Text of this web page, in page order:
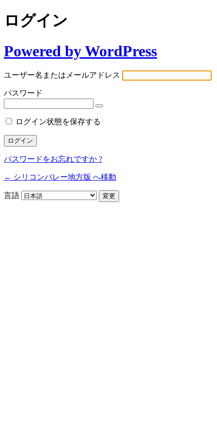
ログイン
Powered by WordPress
ユーザー名またはメールアドレス
パスワード
ログイン状態を保存する
パスワードをお忘れですか ?
← シリコンバレー地方版 へ移動
言語